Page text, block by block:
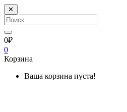
✕
0₽
0
Корзина
Ваша корзина пуста!